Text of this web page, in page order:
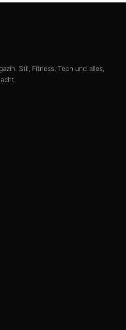
Stil, Fitness, Tech und alles,